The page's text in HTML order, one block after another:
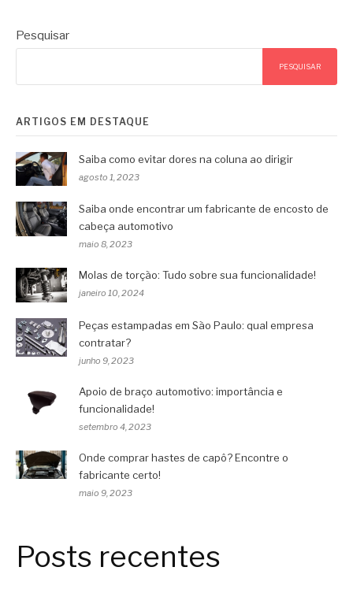
Pesquisar
PESQUISAR
ARTIGOS EM DESTAQUE
Saiba como evitar dores na coluna ao dirigir
agosto 1, 2023
Saiba onde encontrar um fabricante de encosto de
cabeça automotivo
maio 8, 2023
Molas de torção: Tudo sobre sua funcionalidade!
janeiro 10, 2024
Peças estampadas em São Paulo: qual empresa
contratar?
junho 9, 2023
Apoio de braço automotivo: importância e
funcionalidade!
setembro 4, 2023
Onde comprar hastes de capô? Encontre o
fabricante certo!
maio 9, 2023
Posts recentes